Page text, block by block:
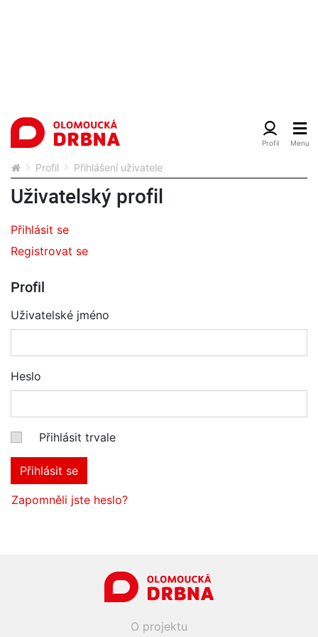
Profil Přihlášení uživatele
Uživatelský profil
Přihlásit se
Registrovat se
Profil
Uživatelské jméno
Heslo
Přihlásit trvale
Přihlásit se
Zapomněli jste heslo?
O projektu